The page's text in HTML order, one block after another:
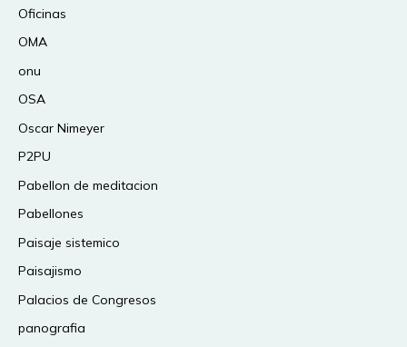
Oficinas
OMA
onu
OSA
Oscar Nimeyer
P2PU
Pabellon de meditacion
Pabellones
Paisaje sistemico
Paisajismo
Palacios de Congresos
panografia